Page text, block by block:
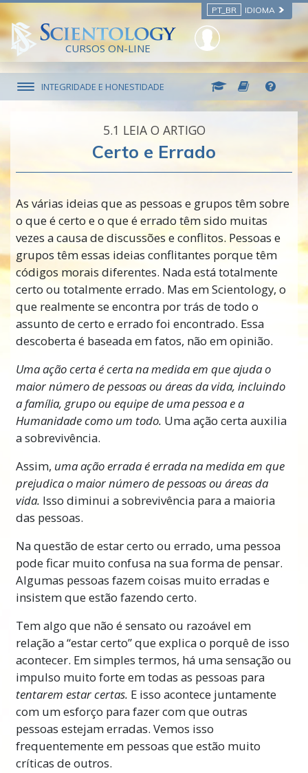
PT_BR IDIOMA
CURSOS ON-LINE
INTEGRIDADE E HONESTIDADE
5.‎1 LEIA O ARTIGO
Certo e Errado
As várias ideias que as pessoas e grupos têm sobre
o que é certo e o que é errado têm sido muitas
vezes a causa de discussões e conflitos. Pessoas e
grupos têm essas ideias conflitantes porque têm
códigos morais diferentes. Nada está totalmente
certo ou totalmente errado. Mas em Scientology, o
que realmente se encontra por trás de todo o
assunto de certo e errado foi encontrado. Essa
descoberta é baseada em fatos, não em opinião.
Uma ação certa é certa na medida em que ajuda o
maior número de pessoas ou áreas da vida, incluindo
a família, grupo ou equipe de uma pessoa e a
Humanidade como um todo. Uma ação certa auxilia
a sobrevivência.
Assim, uma ação errada é errada na medida em que
prejudica o maior número de pessoas ou áreas da
vida. Isso diminui a sobrevivência para a maioria
das pessoas.
Na questão de estar certo ou errado, uma pessoa
pode ficar muito confusa na sua forma de pensar.
Algumas pessoas fazem coisas muito erradas e
insistem que estão fazendo certo.
Tem algo que não é sensato ou razoável em
relação a “estar certo” que explica o porquê de isso
acontecer. Em simples termos, há uma sensação ou
impulso muito forte em todas as pessoas para
tentarem estar certas. E isso acontece juntamente
com um esforço para fazer com que outras
pessoas estejam erradas. Vemos isso
frequentemente em pessoas que estão muito
críticas de outros.